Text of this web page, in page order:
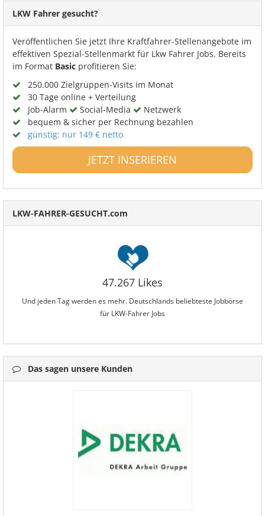
LKW Fahrer gesucht?
Veröffentlichen Sie jetzt Ihre Kraftfahrer-Stellenangebote im
effektiven Spezial-Stellenmarkt für Lkw Fahrer Jobs. Bereits
im Format Basic profitieren Sie:
250.000 Zielgruppen-Visits im Monat
30 Tage online + Verteilung
Job-Alarm
Social-Media
Netzwerk
bequem & sicher per Rechnung bezahlen
günstig: nur 149 € netto
JETZT INSERIEREN
LKW-FAHRER-GESUCHT.com
47.267 Likes
Und jeden Tag werden es mehr. Deutschlands beliebteste Jobbörse
für LKW-Fahrer Jobs
Das sagen unsere Kunden